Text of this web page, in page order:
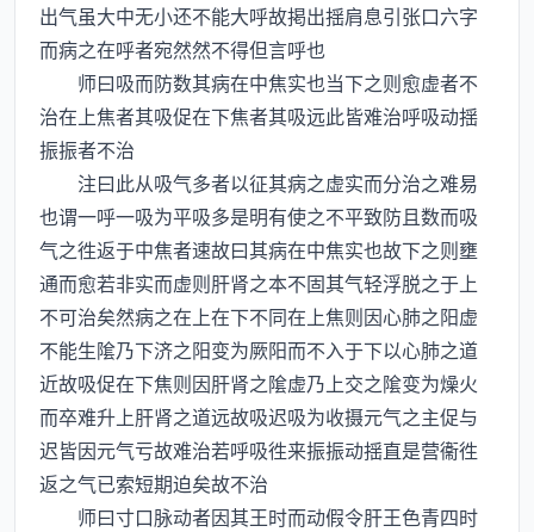
出气虽大中无小还不能大呼故掲出揺肩息引张口六字
而病之在呼者宛然然不得但言呼也
师曰吸而防数其病在中焦实也当下之则愈虚者不
治在上焦者其吸促在下焦者其吸远此皆难治呼吸动揺
振振者不治
注曰此从吸气多者以征其病之虚实而分治之难易
也谓一呼一吸为平吸多是明有使之不平致防且数而吸
气之徃返于中焦者速故曰其病在中焦实也故下之则壅
通而愈若非实而虚则肝肾之本不固其气轻浮脱之于上
不可治矣然病之在上在下不同在上焦则因心肺之阳虚
不能生隂乃下济之阳变为厥阳而不入于下以心肺之道
近故吸促在下焦则因肝肾之隂虚乃上交之隂变为燥火
而卒难升上肝肾之道远故吸迟吸为收摄元气之主促与
迟皆因元气亏故难治若呼吸徃来振振动揺直是营衞徃
返之气已索短期迫矣故不治
师曰寸口脉动者因其王时而动假令肝王色青四时